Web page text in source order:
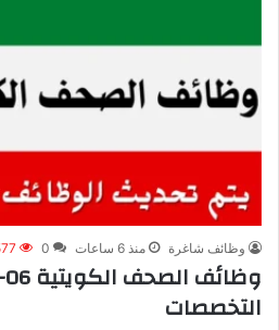
وظائف شاغرة منذ 6 ساعات 0
التخصصات